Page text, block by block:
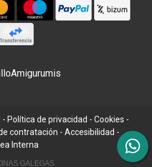
Amigurumis
- Política de privacidad - Cookies -
contratación - Accesibilidad -
Interna
GALEGAS